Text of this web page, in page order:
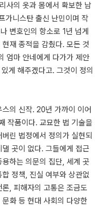
사의 옷과 몸에서 확보한 남
가니스탄 출신 난민이며 작
변호인의 항소로 1년 넘게
재 종적을 감췄다. 모든 것
엄마 안네에게 다가가 제안
게 해주겠다고. 그것이 정의
의 신작. 20년 가까이 이어
작품이다. 교묘한 법 기술을
린 법정에서 정의가 실현되
곳이 없다. 그들에게 접근
하는 의문의 집단, 세계 곳
정책, 진실 여부와 상관없
, 피해자의 고통은 조금도
화 등 현대 사회의 다양한